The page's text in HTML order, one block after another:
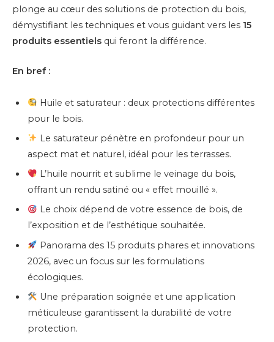
plonge au cœur des solutions de protection du bois,
démystifiant les techniques et vous guidant vers les 15
produits essentiels qui feront la différence.
En bref :
Huile et saturateur : deux protections différentes
pour le bois.
Le saturateur pénètre en profondeur pour un
aspect mat et naturel, idéal pour les terrasses.
L’huile nourrit et sublime le veinage du bois,
offrant un rendu satiné ou « effet mouillé ».
Le choix dépend de votre essence de bois, de
l’exposition et de l’esthétique souhaitée.
Panorama des 15 produits phares et innovations
2026, avec un focus sur les formulations
écologiques.
Une préparation soignée et une application
méticuleuse garantissent la durabilité de votre
protection.